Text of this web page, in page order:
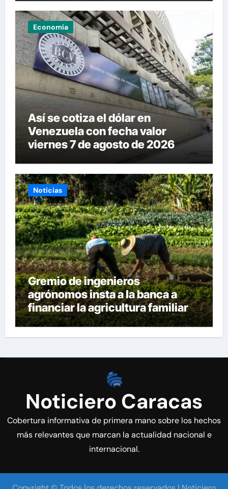
Economía
Así se cotiza el dólar en
Venezuela con fecha valor
viernes 7 de agosto de 2026
Noticias
Gremio de ingenieros
agrónomos insta a la banca a
financiar la agricultura familiar
Noticiero Caracas
Cobertura informativa de primera mano sobre los hechos
más relevantes que marcan la actualidad nacional e
internacional.